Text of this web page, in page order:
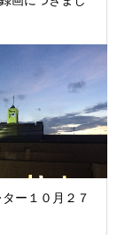
ー１０月２７